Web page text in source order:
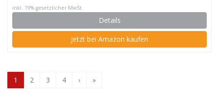
inkl. 19% gesetzlicher MwSt.
Details
Jetzt bei Amazon kaufen
1 2 3 4 › »